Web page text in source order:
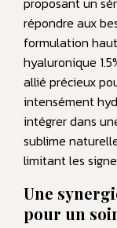
répondre aux
formulation
hyaluronique
allié précieux
intensément
intégrer dans
sublime
limitant les
Une
pour un